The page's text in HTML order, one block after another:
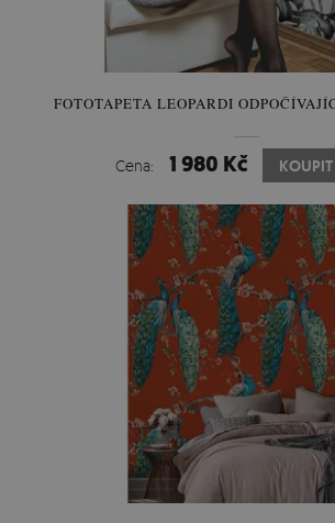
FOTOTAPETA LEOPARDI
Cena: 1 980 Kč KOUPIT